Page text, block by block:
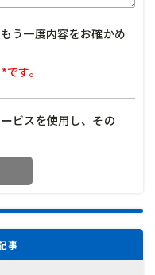
う一度内容をお確かめ
す。
ビスを使用し、その
事